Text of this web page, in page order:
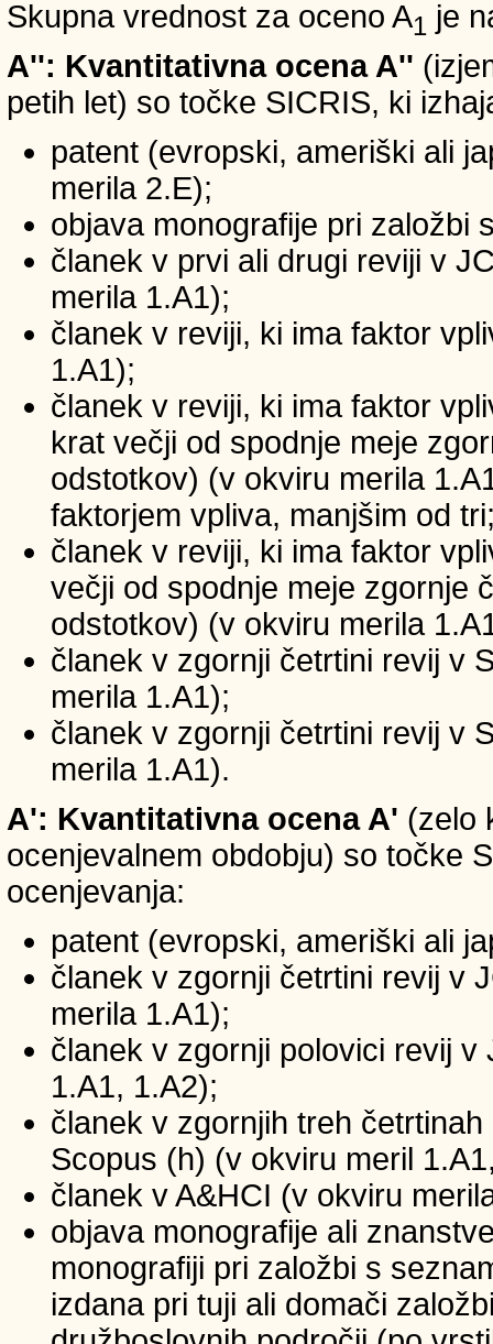
Skupna vrednost za oceno A1 je
A'': Kvantitativna ocena A''
petih let) so točke SICRIS, ki
patent (evropski, ameriški ali
merila 2.E);
objava monografije pri založbi
članek v prvi ali drugi reviji v
merila 1.A1);
članek v reviji, ki ima faktor
1.A1);
članek v reviji, ki ima faktor
krat večji od spodnje meje
odstotkov) (v okviru merila
faktorjem vpliva, manjšim od
članek v reviji, ki ima faktor
večji od spodnje meje zgornje
odstotkov) (v okviru merila
članek v zgornji četrtini revij v
merila 1.A1);
članek v zgornji četrtini revij v
merila 1.A1).
A': Kvantitativna ocena A' (zelo
ocenjevalnem obdobju) so točke
ocenjevanja:
patent (evropski, ameriški ali
članek v zgornji četrtini revij v
merila 1.A1);
članek v zgornji polovici revij
1.A1, 1.A2);
članek v zgornjih treh
Scopus (h) (v okviru meril
članek v A&HCI (v okviru
objava monografije ali
monografiji pri založbi s
izdana pri tuji ali domači